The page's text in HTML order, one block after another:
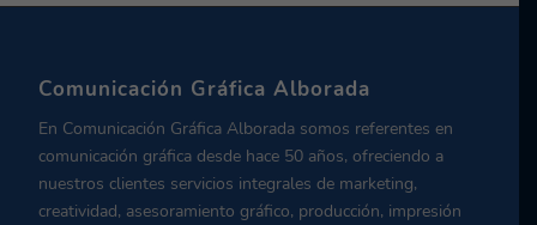
Comunicación Gráfica Alborada
En Comunicación Gráfica Alborada somos referentes en
comunicación gráfica desde hace 50 años, ofreciendo a
nuestros clientes servicios integrales de marketing,
creatividad, asesoramiento gráfico, producción, impresión